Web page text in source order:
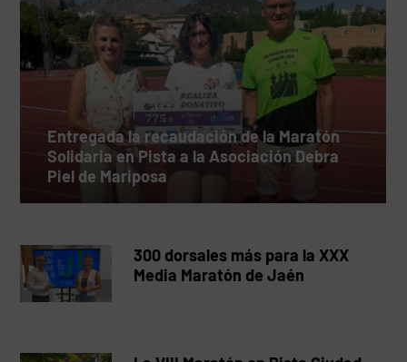
Entregada la recaudación de la Maratón
Solidaria en Pista a la Asociación Debra
Piel de Mariposa
300 dorsales más para la XXX
Media Maratón de Jaén